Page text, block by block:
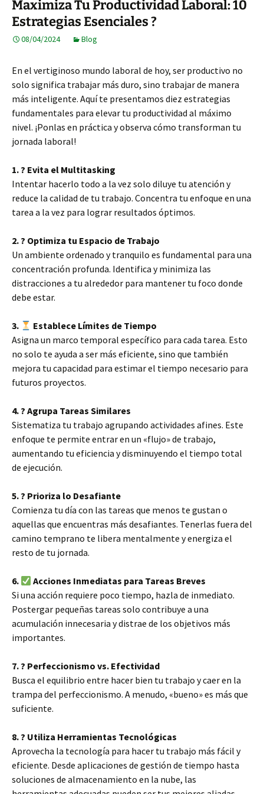
Maximiza Tu Productividad Laboral: 10
Estrategias Esenciales ?
08/04/2024 Blog
En el vertiginoso mundo laboral de hoy, ser productivo no
solo significa trabajar más duro, sino trabajar de manera
más inteligente. Aquí te presentamos diez estrategias
fundamentales para elevar tu productividad al máximo
nivel. ¡Ponlas en práctica y observa cómo transforman tu
jornada laboral!
1. ? Evita el Multitasking
Intentar hacerlo todo a la vez solo diluye tu atención y
reduce la calidad de tu trabajo. Concentra tu enfoque en una
tarea a la vez para lograr resultados óptimos.
2. ? Optimiza tu Espacio de Trabajo
Un ambiente ordenado y tranquilo es fundamental para una
concentración profunda. Identifica y minimiza las
distracciones a tu alrededor para mantener tu foco donde
debe estar.
3.
Establece Límites de Tiempo
Asigna un marco temporal específico para cada tarea. Esto
no solo te ayuda a ser más eficiente, sino que también
mejora tu capacidad para estimar el tiempo necesario para
futuros proyectos.
4. ? Agrupa Tareas Similares
Sistematiza tu trabajo agrupando actividades afines. Este
enfoque te permite entrar en un «flujo» de trabajo,
aumentando tu eficiencia y disminuyendo el tiempo total
de ejecución.
5. ? Prioriza lo Desafiante
Comienza tu día con las tareas que menos te gustan o
aquellas que encuentras más desafiantes. Tenerlas fuera del
camino temprano te libera mentalmente y energiza el
resto de tu jornada.
6.
Acciones Inmediatas para Tareas Breves
Si una acción requiere poco tiempo, hazla de inmediato.
Postergar pequeñas tareas solo contribuye a una
acumulación innecesaria y distrae de los objetivos más
importantes.
7. ? Perfeccionismo vs. Efectividad
Busca el equilibrio entre hacer bien tu trabajo y caer en la
trampa del perfeccionismo. A menudo, «bueno» es más que
suficiente.
8. ? Utiliza Herramientas Tecnológicas
Aprovecha la tecnología para hacer tu trabajo más fácil y
eficiente. Desde aplicaciones de gestión de tiempo hasta
soluciones de almacenamiento en la nube, las